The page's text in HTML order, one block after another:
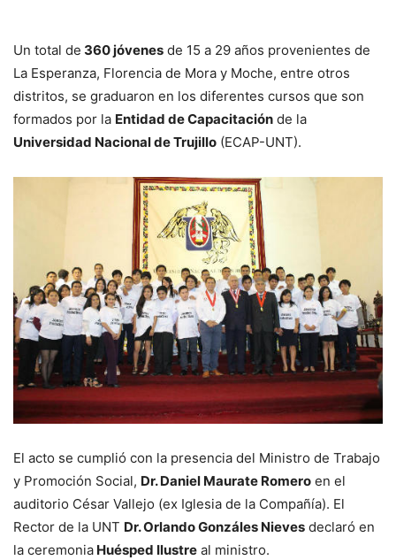
Un total de 360 jóvenes de 15 a 29 años provenientes de
La Esperanza, Florencia de Mora y Moche, entre otros
distritos, se graduaron en los diferentes cursos que son
formados por la Entidad de Capacitación de la
Universidad Nacional de Trujillo (ECAP-UNT).
El acto se cumplió con la presencia del Ministro de Trabajo
y Promoción Social, Dr. Daniel Maurate Romero en el
auditorio César Vallejo (ex Iglesia de la Compañía). El
Rector de la UNT Dr. Orlando Gonzáles Nieves declaró en
la ceremonia Huésped Ilustre al ministro.